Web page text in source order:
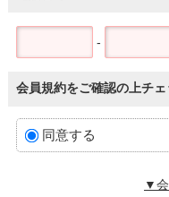
-
会員規約をご確認の上チ
同意する
▼